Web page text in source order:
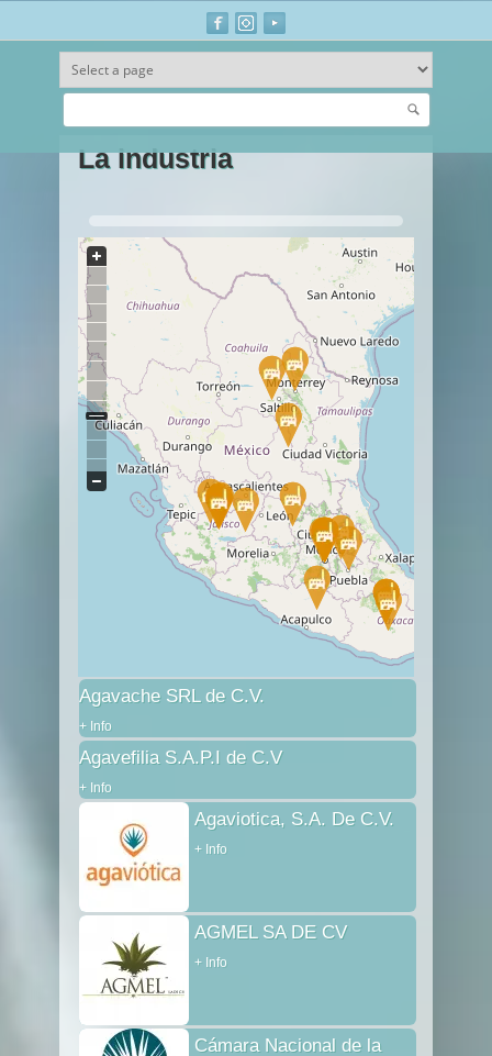
Buscar
La industria
Agavache SRL de C.V.
+ Info
Agavefilia S.A.P.I de C.V
+ Info
Agaviotica, S.A. De C.V.
+ Info
AGMEL SA DE CV
+ Info
Cámara Nacional de la